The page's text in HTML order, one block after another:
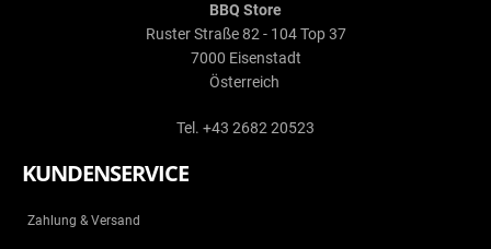
BBQ Store
Ruster Straße 82 - 104 Top 37
7000 Eisenstadt
Österreich
Tel. +43 2682 20523
KUNDENSERVICE
Zahlung & Versand